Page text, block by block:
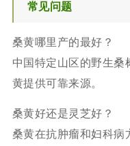
常见问题
桑黄哪里产的最好？
中国特定山区的野生桑
黄提供可靠来源。
桑黄好还是灵芝好？
桑黄在抗肿瘤和妇科病